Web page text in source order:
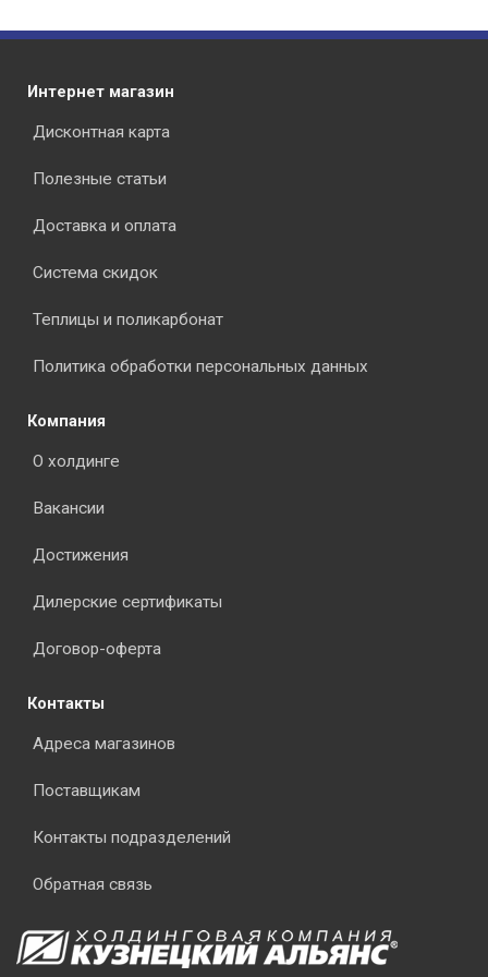
Интернет магазин
Дисконтная карта
Полезные статьи
Доставка и оплата
Система скидок
Теплицы и поликарбонат
Политика обработки персональных данных
Компания
О холдинге
Вакансии
Достижения
Дилерские сертификаты
Договор-оферта
Контакты
Адреса магазинов
Поставщикам
Контакты подразделений
Обратная связь